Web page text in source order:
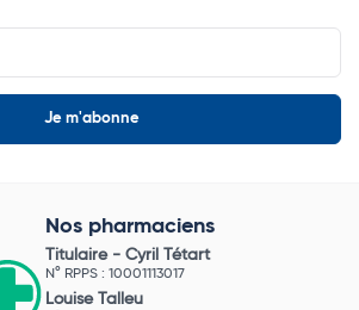
Nos pharmaciens
Titulaire - Cyril Tétart
N° RPPS : 10001113017
Louise Talleu